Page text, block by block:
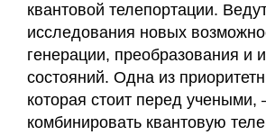
квантовой телепортации.
исследования новых
генерации, преобразования и
состояний. Одна из
которая стоит перед учеными,
комбинировать квантовую